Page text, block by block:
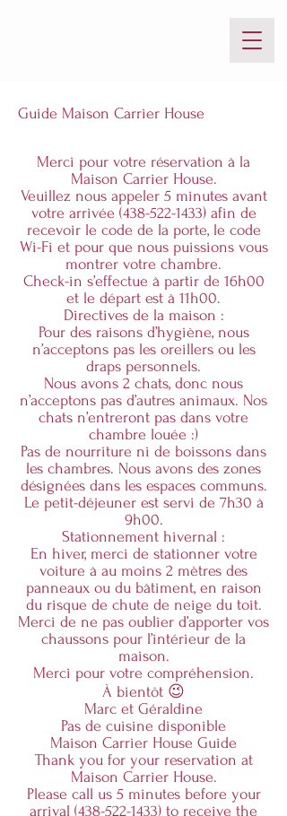
Guide Maison Carrier House
Merci pour votre réservation à la
Maison Carrier House.
Veuillez nous appeler 5 minutes avant
votre arrivée (438-522-1433) afin de
recevoir le code de la porte, le code
Wi-Fi et pour que nous puissions vous
montrer votre chambre.
Check-in s’effectue à partir de 16h00
et le départ est à 11h00.
Directives de la maison :
Pour des raisons d’hygiène, nous
n’acceptons pas les oreillers ou les
draps personnels.
Nous avons 2 chats, donc nous
n’acceptons pas d’autres animaux. Nos
chats n’entreront pas dans votre
chambre louée :)
Pas de nourriture ni de boissons dans
les chambres. Nous avons des zones
désignées dans les espaces communs.
Le petit-déjeuner est servi de 7h30 à
9h00.
Stationnement hivernal :
En hiver, merci de stationner votre
voiture à au moins 2 mètres des
panneaux ou du bâtiment, en raison
du risque de chute de neige du toit.
Merci de ne pas oublier d’apporter vos
chaussons pour l’intérieur de la
maison.
Merci pour votre compréhension.
À bientôt 😉
Marc et Géraldine
Pas de cuisine disponible
Maison Carrier House Guide
Thank you for your reservation at
Maison Carrier House.
Please call us 5 minutes before your
arrival (438-522-1433) to receive the